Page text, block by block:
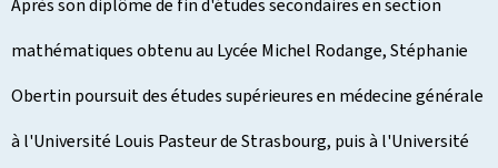
mathématiques obtenu au Lycée Michel Rodange, Stéphanie
Obertin poursuit des études supérieures en médecine générale
à l'Université Louis Pasteur de Strasbourg, puis à l'Université